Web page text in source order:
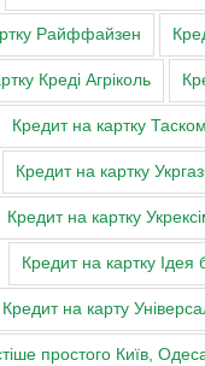
Райффайзен
Креді Агріколь
Кредит на картку
Кредит на картку
Кредит на картку
Кредит на картку Ідея
Кредит на карту
простого Київ,